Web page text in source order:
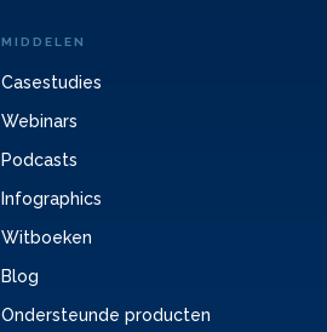
MIDDELEN
Casestudies
Webinars
Podcasts
Infographics
Witboeken
Blog
Ondersteunde producten